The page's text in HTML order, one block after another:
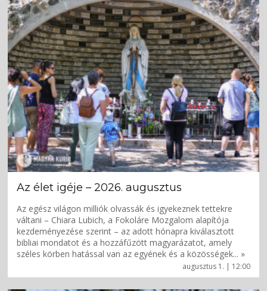
augusztus 1. | 12:00
Az élet igéje – 2026. augusztus
Az egész világon milliók olvassák és igyekeznek tettekre
váltani – Chiara Lubich, a Fokoláre Mozgalom alapítója
kezdeményezése szerint – az adott hónapra kiválasztott
bibliai mondatot és a hozzáfűzött magyarázatot, amely
széles körben hatással van az egyének és a közösségek... »